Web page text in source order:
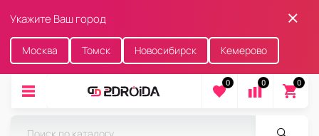
Укажите Ваш город
Москва Томск Новосибирск Кемерово
0 0 0